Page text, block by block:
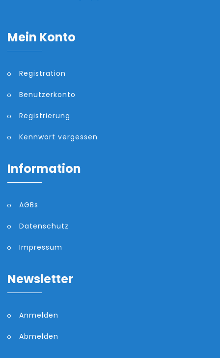
Mein Konto
Registration
Benutzerkonto
Registrierung
Kennwort vergessen
Information
AGBs
Datenschutz
Impressum
Newsletter
Anmelden
Abmelden